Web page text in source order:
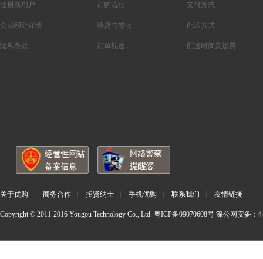
注册新用户
会员积分详情
隐私条款
订购流程
验货与签收
订单配送
支付方式
配送方式
配送时间及运费
关于优购 商务合作 招贤纳士 手机优购 联系我们 友情链接
Copyright © 2011-2016 Yougou Technology Co., Ltd. 粤ICP备09070608号 深公网安备：